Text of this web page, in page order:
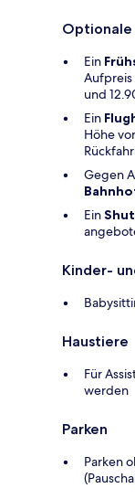
Optionale
Ein
Aufpreis
und
Ein
Höhe
Gegen
Ein
Kinder-
Haustiere
Für
werden
Parken
Parken